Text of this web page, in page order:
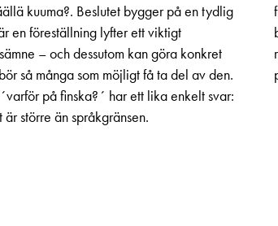
kuuma?. Beslutet bygger på en tydlig
en föreställning lyfter ett viktigt
– och dessutom kan göra konkret
så många som möjligt få ta del av den.
på finska?´ har ett lika enkelt svar:
är större än språkgränsen.